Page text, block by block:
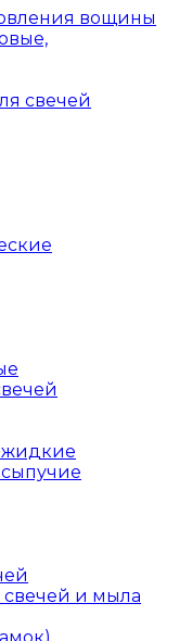
вощины
свечей
жидкие
и мыла